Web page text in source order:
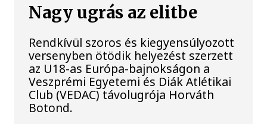
Nagy ugrás az elitbe
Rendkívül szoros és kiegyensúlyozott
versenyben ötödik helyezést szerzett
az U18-as Európa-bajnokságon a
Veszprémi Egyetemi és Diák Atlétikai
Club (VEDAC) távolugrója Horváth
Botond.